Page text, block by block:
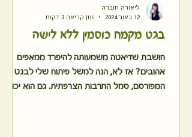
בגט מקמח כוסמין ללא לישה
חושבת שדיאטה משמעותה להיפרד ממאפים
אהובים? אז לא, הנה למשל פיתוח שלי לבגט
המפורסם, סמל התרבות הצרפתית. גם הוא יכול
ליאורה חוברה
12 באוג׳ 2024
זמן קריאה 3 דקות